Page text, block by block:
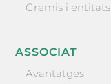
Gremis i entitats
ASSOCIAT
Avantatges